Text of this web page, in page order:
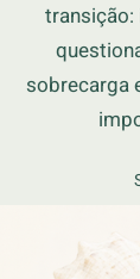
transição:
sobrecarga